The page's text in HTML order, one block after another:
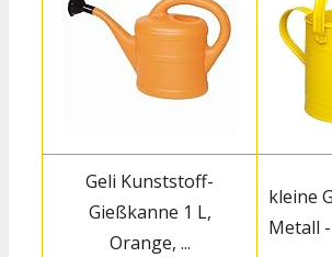
Geli Kunststoff-
Gießkanne 1 L,
Orange, ...
kleine
Metall